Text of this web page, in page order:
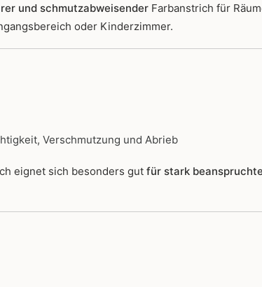
und schmutzabweisender Farbanstrich für
oder Kinderzimmer.
Verschmutzung und Abrieb
eignet sich besonders gut für stark